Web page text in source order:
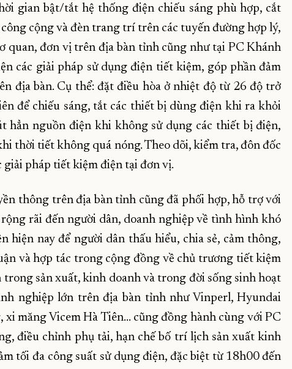
gian bật/tắt hệ thống điện chiếu sáng phù hợp, cắt
cộng và đèn trang trí trên các tuyến đường hợp lý,
quan, đơn vị trên địa bàn tỉnh cũng như tại PC Khánh
các giải pháp sử dụng điện tiết kiệm, góp phần đảm
địa bàn. Cụ thể: đặt điều hòa ở nhiệt độ từ 26 độ trở
để chiếu sáng, tắt các thiết bị dùng điện khi ra khỏi
hẳn nguồn điện khi không sử dụng các thiết bị điện,
thời tiết không quá nóng. Theo dõi, kiểm tra, đôn đốc
pháp tiết kiệm điện tại đơn vị.
thông trên địa bàn tỉnh cũng đã phối hợp, hỗ trợ với
rãi đến người dân, doanh nghiệp về tình hình khó
hiện nay để người dân thấu hiểu, chia sẻ, cảm thông,
và hợp tác trong cộng đồng về chủ trương tiết kiệm
sản xuất, kinh doanh và trong đời sống sinh hoạt
nghiệp lớn trên địa bàn tỉnh như Vinperl, Hyundai
xi măng Vicem Hà Tiên… cũng đồng hành cùng với PC
điều chỉnh phụ tải, hạn chế bố trí lịch sản xuất kinh
tối đa công suất sử dụng điện, đặc biệt từ 18h00 đến